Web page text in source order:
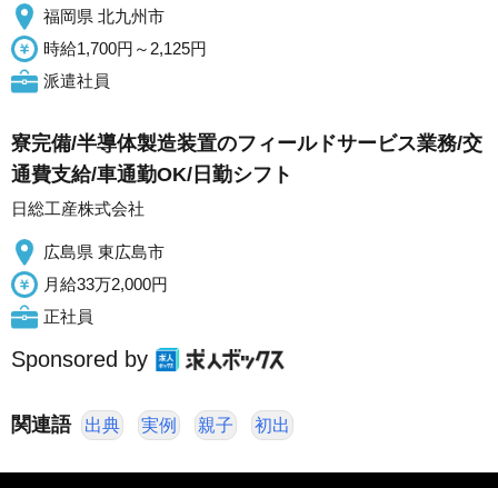
福岡県 北九州市
時給1,700円～2,125円
派遣社員
寮完備/半導体製造装置のフィールドサービス業務/交
通費支給/車通勤OK/日勤シフト
日総工産株式会社
広島県 東広島市
月給33万2,000円
正社員
Sponsored by
関連語 出典 実例 親子 初出